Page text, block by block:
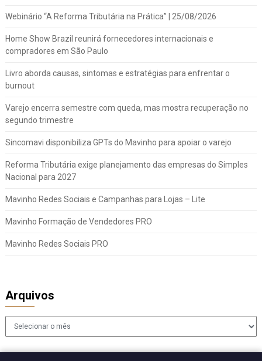
Webinário “A Reforma Tributária na Prática” | 25/08/2026
Home Show Brazil reunirá fornecedores internacionais e
compradores em São Paulo
Livro aborda causas, sintomas e estratégias para enfrentar o
burnout
Varejo encerra semestre com queda, mas mostra recuperação no
segundo trimestre
Sincomavi disponibiliza GPTs do Mavinho para apoiar o varejo
Reforma Tributária exige planejamento das empresas do Simples
Nacional para 2027
Mavinho Redes Sociais e Campanhas para Lojas – Lite
Mavinho Formação de Vendedores PRO
Mavinho Redes Sociais PRO
Arquivos
Arquivos